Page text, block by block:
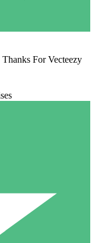
For Vecteezy